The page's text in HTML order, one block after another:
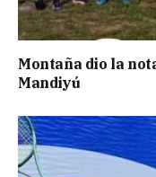
Montaña dio la
Mandiyú